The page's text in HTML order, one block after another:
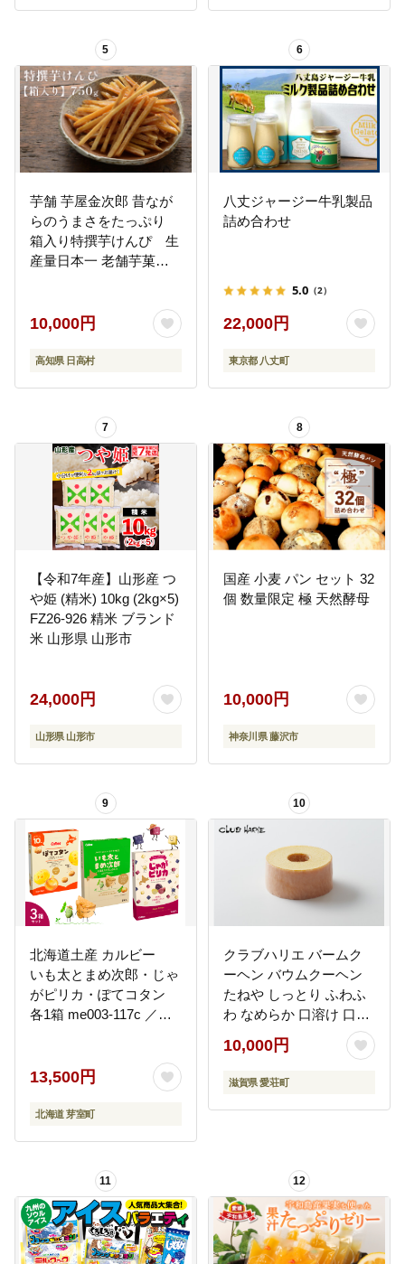
5
芋舗 芋屋金次郎 昔なが
らのうまさをたっぷり
箱入り特撰芋けんぴ 生
産量日本一 老舗芋菓子
10,000円
高知県 日高村
6
八丈ジャージー牛乳製品
詰め合わせ
5.0 （2）
22,000円
東京都 八丈町
7
【令和7年産】山形産 つ
や姫 (精米) 10kg (2kg×5)
FZ26-926 精米 ブランド
米 山形県 山形市
24,000円
山形県 山形市
8
国産 小麦 パン セット 32
個 数量限定 極 天然酵母
10,000円
神奈川県 藤沢市
9
北海道土産 カルビー
いも太とまめ次郎・じゃ
がピリカ・ぽてコタン
各1箱 me003-117c ／
まみ おみやげ
13,500円
北海道 芽室町
10
クラブハリエ バームク
ーヘン バウムクーヘン
たねや しっとり ふわふ
わ なめらか 口溶け 口ど
け 職人 こだわり 焼き菓
子 スイーツ 洋菓子 おや
つ ギフト 贈答 手土産 お
元 滋賀 愛荘
10,000円
滋賀県 愛荘町
11 12